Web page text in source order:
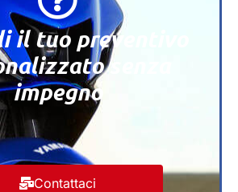
il tuo preventivo
senza
impegno
Contattaci